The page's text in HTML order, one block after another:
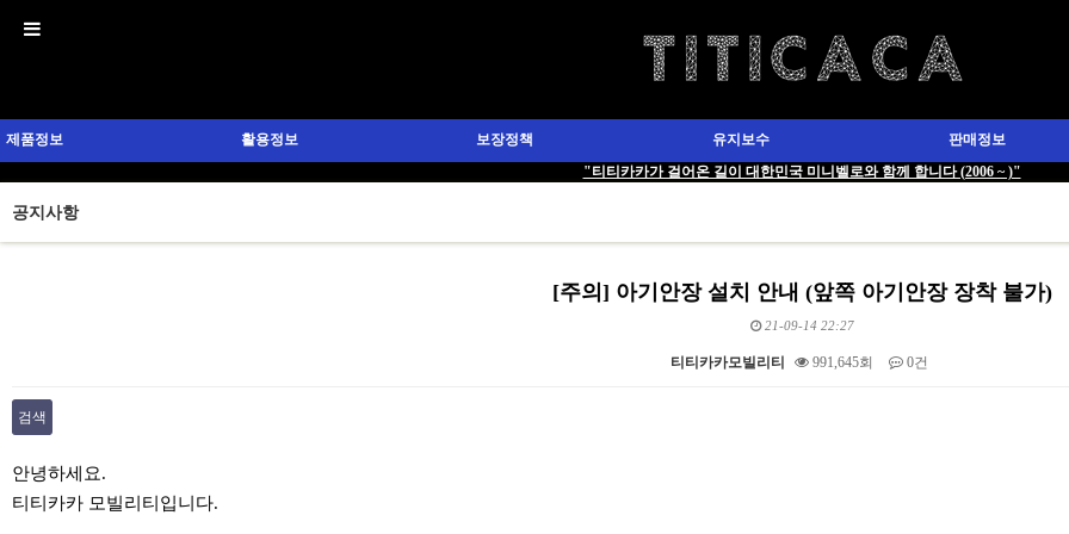
제품정보 활용정보 보장정책 유지보수 판매정보
"티티카카가 걸어온 길이 대한민국 미니벨로와 함께 합니다 (2006 ~ )"
공지사항
[주의] 아기안장 설치 안내 (앞쪽 아기안장 장착 불가)
21-09-14 22:27
티티카카모빌리티 991,645회 0건
검색
안녕하세요.
티티카카 모빌리티입니다.